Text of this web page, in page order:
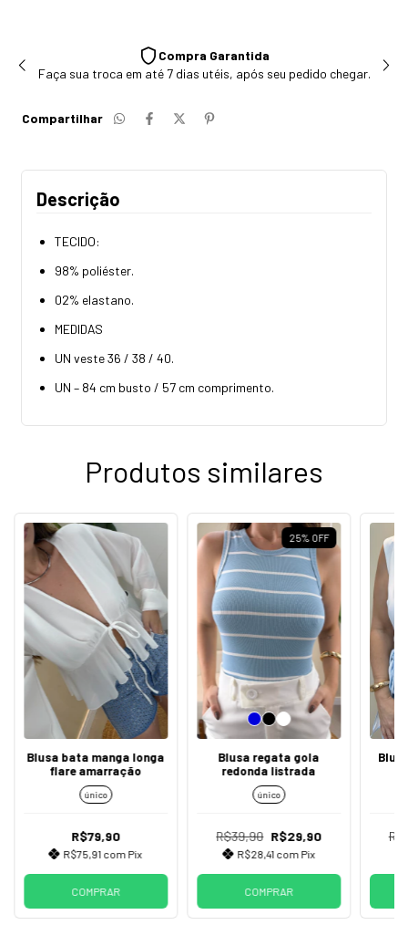
Compra Garantida
Faça sua troca em até 7 dias utéis, após seu pedido chegar.
Compartilhar
Descrição
TECIDO:
98% poliéster.
02% elastano.
MEDIDAS
UN veste 36 / 38 / 40.
UN – 84 cm busto / 57 cm comprimento.
Produtos similares
Blusa bata manga longa
flare amarração
único
R$79,90
R$75,91 com Pix
COMPRAR
25% OFF
Blusa regata gola
redonda listrada
único
R$39,90 R$29,90
R$28,41 com Pix
COMPRAR